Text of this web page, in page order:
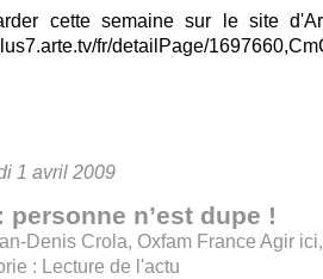
cette semaine sur le site
fr/detailPage/
1 avril 2009
personne n’est dupe !
Denis Crola, Oxfam France Agir
: Lecture de l'actu